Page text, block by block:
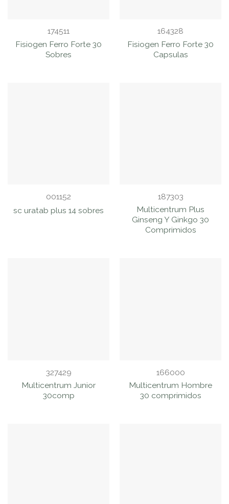
174511
Fisiogen Ferro Forte 30
Sobres
164328
Fisiogen Ferro Forte 30
Capsulas
001152
sc uratab plus 14 sobres
187303
Multicentrum Plus
Ginseng Y Ginkgo 30
Comprimidos
327429
Multicentrum Junior
30comp
166000
Multicentrum Hombre
30 comprimidos